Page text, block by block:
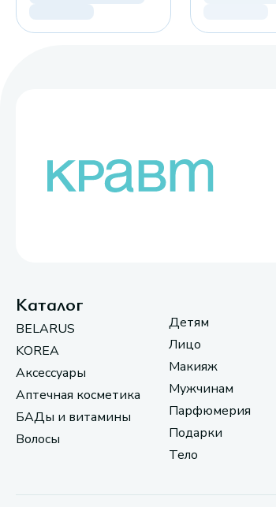
Каталог
BELARUS
KOREA
Аксессуары
Аптечная косметика
БАДы и витамины
Волосы
Детям
Лицо
Макияж
Мужчинам
Парфюмерия
Подарки
Тело